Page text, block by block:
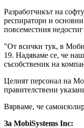
Разработчикът на
респиратори и
повсеместния
"От всички тук, в
19. Надяваме се, че
съсобственик на
Целият персонал на
правителствени
Вярваме, че
За MobiSystems Inc: